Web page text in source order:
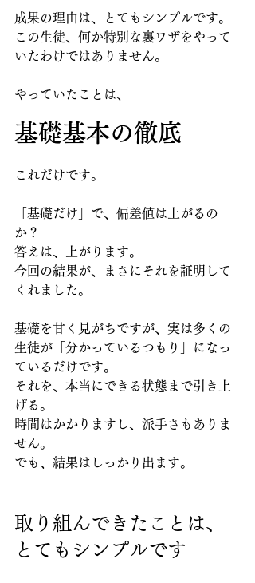
成果の理由は、とてもシンプルです。
この生徒、何か特別な裏ワザをやって
いたわけではありません。
やっていたことは、
基礎基本の徹底
これだけです。
「基礎だけ」で、偏差値は上がるの
か？
答えは、上がります。
今回の結果が、まさにそれを証明して
くれました。
基礎を甘く見がちですが、実は多くの
生徒が「分かっているつもり」になっ
ているだけです。
それを、本当にできる状態まで引き上
げる。
時間はかかりますし、派手さもありま
せん。
でも、結果はしっかり出ます。
取り組んできたことは、
とてもシンプルです